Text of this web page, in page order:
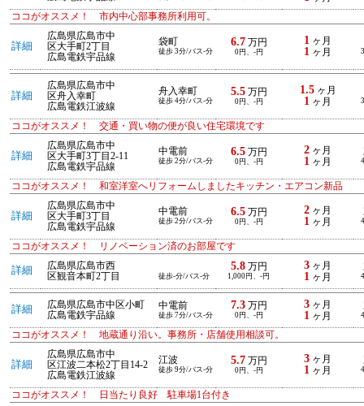
ココがオススメ！ 市内中心部事務所利用可。
詳細
広島県広島市中
区大手町2丁目
広島電鉄宇品線
袋町
徒歩 3分/バス-分
6.7万円
0円、-円
1 ヶ月
1 ヶ月
詳細
広島県広島市中
区舟入幸町
広島電鉄江波線
舟入幸町
徒歩 4分/バス-分
5.5万円
0円、-円
1.5ヶ月
1 ヶ月
ココがオススメ！ 交通・買い物の便が良い住宅環境です
詳細
広島県広島市中
区大手町3丁目2-11
広島電鉄宇品線
中電前
徒歩 2分/バス-分
6.5万円
0円、-円
2 ヶ月
1 ヶ月
ココがオススメ！ 和室洋室へリフォームしましたキッチン・エアコン新品
詳細
広島県広島市中
区大手町3丁目
広島電鉄宇品線
中電前
徒歩 2分/バス-分
6.5万円
0円、-円
2 ヶ月
1 ヶ月
ココがオススメ！ リノベーション済のお部屋です
詳細
広島県広島市西
区観音本町2丁目
徒歩-分/バス-分
5.8万円
1,000円、-円
3 ヶ月
1 ヶ月
詳細
広島県広島市中区小町
広島電鉄宇品線
中電前
徒歩 7分/バス-分
7.3万円
0円、-円
3 ヶ月
1 ヶ月
ココがオススメ！ 地蔵通り沿い。事務所・店舗使用相談可。
詳細
広島県広島市中
区江波二本松2丁目14-2
広島電鉄江波線
江波
徒歩 9分/バス-分
5.7万円
0円、-円
3 ヶ月
1 ヶ月
ココがオススメ！ 日当たり良好 駐車場1台付き